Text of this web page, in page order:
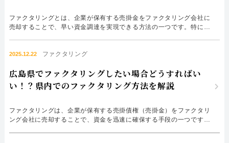
ファクタリングとは、企業が保有する売掛金をファクタリング会社に
売却することで、早い資金調達を実現できる方法の一つです。特に中
が比較的甘いサービスや、事業規模に応じた個人向けファクタリング
2025.12.22 ファクタリング
広島県でファクタリングしたい場合どうすればい
い！？県内でのファクタリング方法を解説
ファクタリングは、企業が保有する売掛債権（売掛金）をファクタリ
ング会社に売却することで、資金を迅速に確保する手段の一つです。